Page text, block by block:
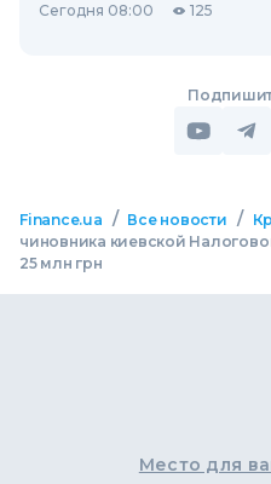
Сегодня 08:00 125
Finance.ua / Все новости /
чиновника киевской
25 млн грн
Место для